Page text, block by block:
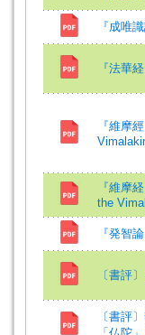
『成唯
『法華
『維摩
『維摩
the
『発智
〔書評
〔書評